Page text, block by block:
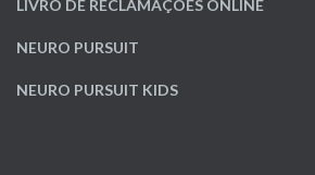
LIVRO DE RECLAMAÇÕES ONLINE
NEURO PURSUIT
NEURO PURSUIT KIDS